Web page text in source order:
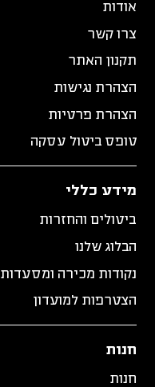
אודות
צרו קשר
תקנון האתר
הצהרת נגישות
הצהרת פרטיות
טופס ביטול עסקה
מידע כללי
ביטולים והחזרות
הבלוג שלנו
נקודות מכירה ומסעדות
הצטרפות למועדון
חנות
חנות